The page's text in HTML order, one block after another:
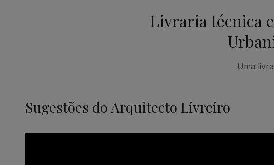
Livraria técnica
Uma
Sugestões do Arquitecto Livreiro